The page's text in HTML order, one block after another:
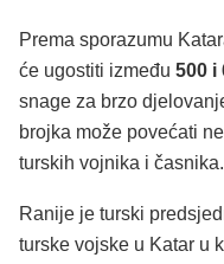
Prema sporazumu
će ugostiti između 500 i
snage za brzo
brojka može povećati
turskih vojnika i časnika.
Ranije je turski
turske vojske u Katar u